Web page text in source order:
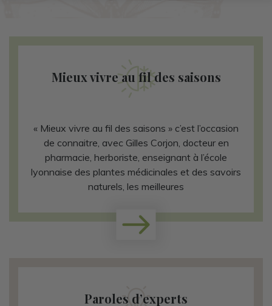
Mieux vivre au fil des saisons
« Mieux vivre au fil des saisons » c’est l’occasion
de connaitre, avec Gilles Corjon, docteur en
pharmacie, herboriste, enseignant à l’école
lyonnaise des plantes médicinales et des savoirs
naturels, les meilleures
Paroles d’experts